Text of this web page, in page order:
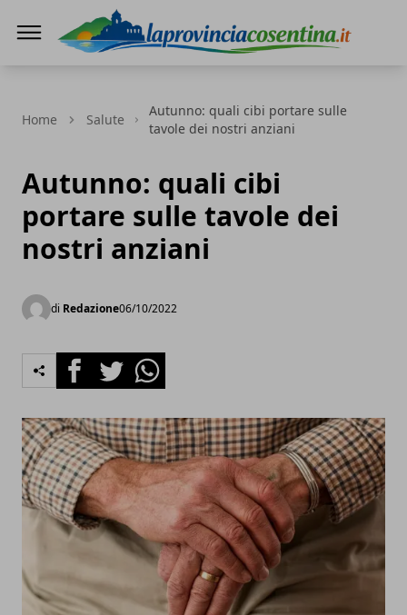
Home Salute
Autunno: quali cibi portare sulle
tavole dei nostri anziani
Autunno: quali cibi
portare sulle tavole dei
nostri anziani
di Redazione06/10/2022
FacebookTwitterWhatsapp